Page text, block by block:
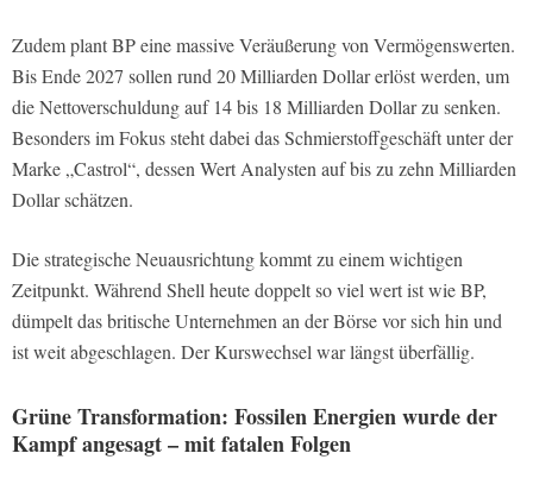
Zudem plant BP eine massive Veräußerung von Vermögenswerten.
Bis Ende 2027 sollen rund 20 Milliarden Dollar erlöst werden, um
die Nettoverschuldung auf 14 bis 18 Milliarden Dollar zu senken.
Besonders im Fokus steht dabei das Schmierstoffgeschäft unter der
Marke „Castrol“, dessen Wert Analysten auf bis zu zehn Milliarden
Dollar schätzen.
Die strategische Neuausrichtung kommt zu einem wichtigen
Zeitpunkt. Während Shell heute doppelt so viel wert ist wie BP,
dümpelt das britische Unternehmen an der Börse vor sich hin und
ist weit abgeschlagen. Der Kurswechsel war längst überfällig.
Grüne Transformation: Fossilen Energien wurde der
Kampf angesagt – mit fatalen Folgen